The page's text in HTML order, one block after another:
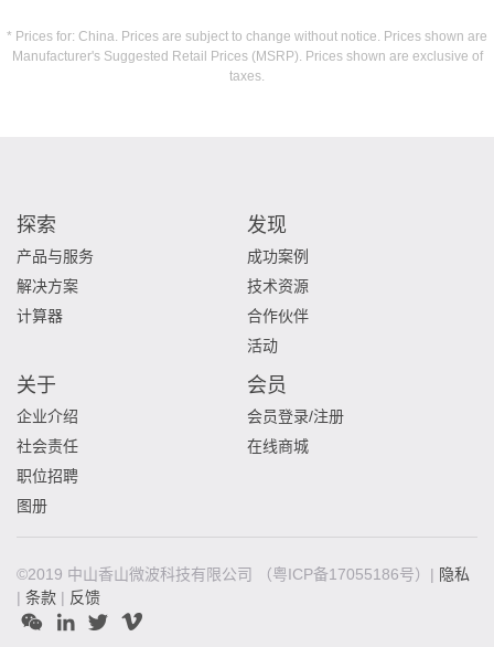
* Prices for: China. Prices are subject to change without notice. Prices shown are
Manufacturer's Suggested Retail Prices (MSRP). Prices shown are exclusive of
taxes.
探索
产品与服务
解决方案
计算器
发现
成功案例
技术资源
合作伙伴
活动
关于
企业介绍
社会责任
职位招聘
图册
会员
会员登录/注册
在线商城
©2019 中山香山微波科技有限公司 （粤ICP备17055186号）| 隐私
| 条款 | 反馈